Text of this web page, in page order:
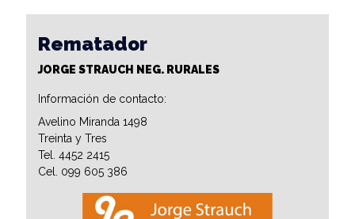
Rematador
JORGE STRAUCH NEG. RURALES
Información de contacto:
Avelino Miranda 1498
Treinta y Tres
Tel. 4452 2415
Cel. 099 605 386